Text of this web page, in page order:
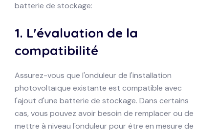
batterie de stockage:
1. L'évaluation de la
compatibilité
Assurez-vous que l'onduleur de l'installation
photovoltaïque existante est compatible avec
l'ajout d'une batterie de stockage. Dans certains
cas, vous pouvez avoir besoin de remplacer ou de
mettre à niveau l'onduleur pour être en mesure de